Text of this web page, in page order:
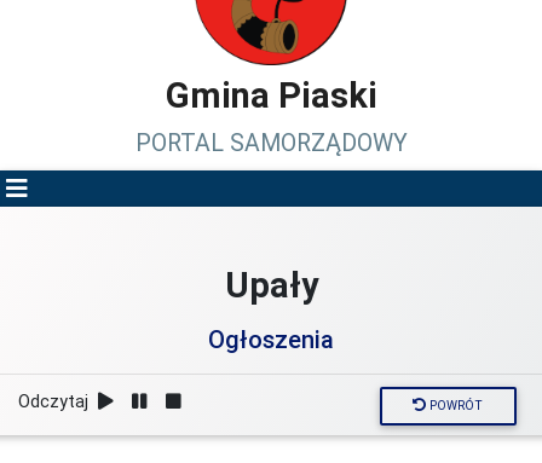
Gmina Piaski
PORTAL SAMORZĄDOWY
Upały
Ogłoszenia
Odczytaj POWRÓT